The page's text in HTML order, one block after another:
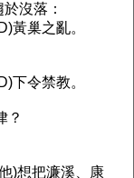
沒落：
巢之亂。
令禁教。
？
)想把濂溪、康